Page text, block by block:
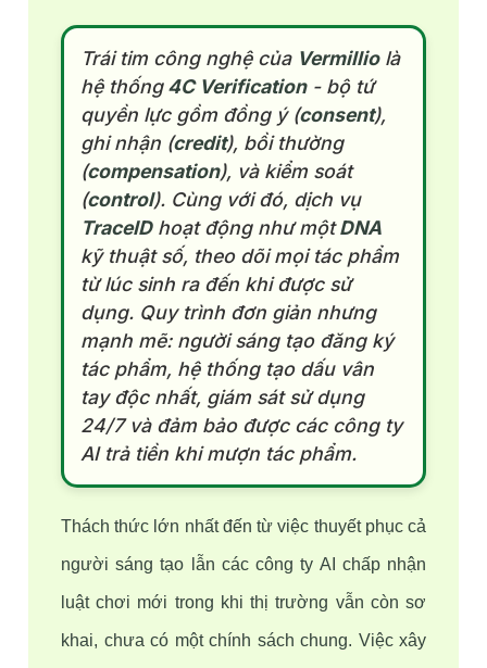
Trái tim công nghệ của Vermilliolà
hệ thống4C Verification- bộ tứ
quyền lực gồm đồng ý (consent),
ghi nhận (credit), bồi thường
(compensation), và kiểm soát
(control). Cùng với đó, dịch vụ
TraceIDhoạt động như mộtDNA
kỹ thuật số, theo dõi mọi tác phẩm
từ lúc sinh ra đến khi được sử
dụng. Quy trình đơn giản nhưng
mạnh mẽ: người sáng tạo đăng ký
tác phẩm, hệ thống tạo dấu vân
tay độc nhất, giám sát sử dụng
24/7 và đảm bảo được các công ty
AI trả tiền khi mượn tác phẩm.
Thách thức lớn nhất đến từ việc thuyết phục cả
người sáng tạo lẫn các công ty AI chấp nhận
luật chơi mới trong khi thị trường vẫn còn sơ
khai, chưa có một chính sách chung. Việc xây